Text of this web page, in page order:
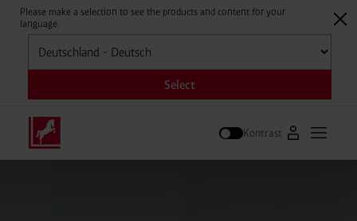
Please make a selection to see the products and content for your
language.
Auswählen
Select
Kontrast Zum